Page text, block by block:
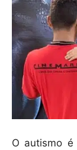
O autismo é